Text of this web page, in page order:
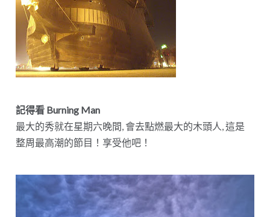
記得看 Burning Man
最大的秀就在星期六晚間, 會去點燃最大的木頭人, 這是
整周最高潮的節目！享受他吧！